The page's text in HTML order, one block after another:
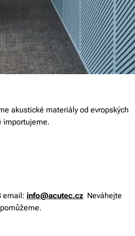
akustické materiály od evropských
importujeme.
email: info@acutec.cz Neváhejte